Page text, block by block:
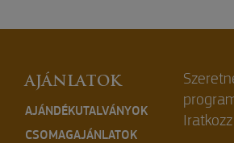
AJÁNLATOK
AJÁNDÉKUTALVÁNYOK
CSOMAGAJÁNLATOK